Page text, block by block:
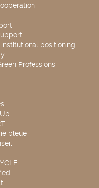
positioning
Professions
bleue